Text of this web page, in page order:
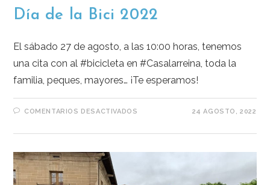
Día de la Bici 2022
El sábado 27 de agosto, a las 10:00 horas, tenemos
una cita con al #bicicleta en #Casalarreina, toda la
familia, peques, mayores… ¡Te esperamos!
COMENTARIOS DESACTIVADOS 24 AGOSTO, 2022